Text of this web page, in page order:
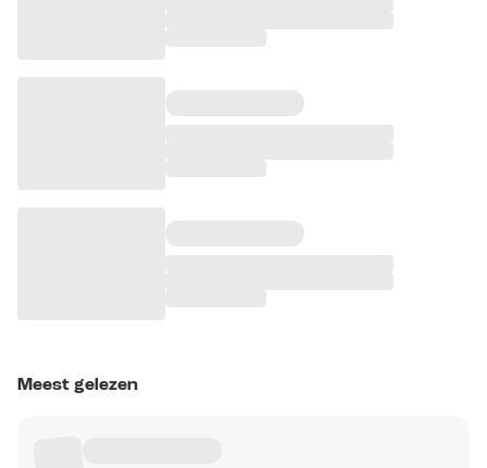
Meest gelezen